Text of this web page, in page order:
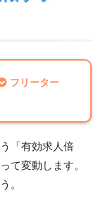
フリーター
「有効求人倍
て変動します。
。